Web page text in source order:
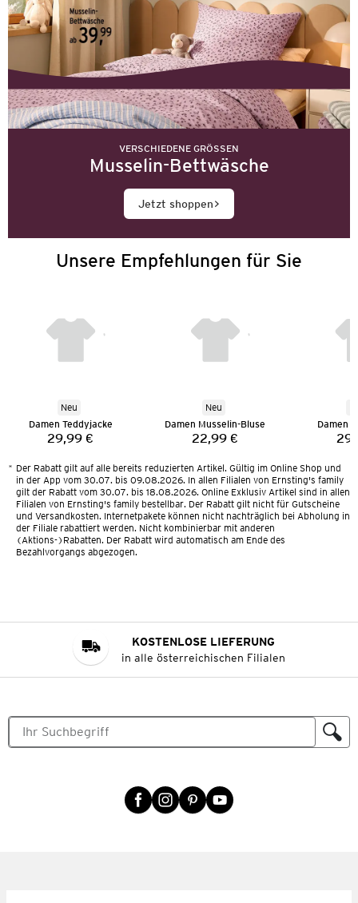
VERSCHIEDENE GRÖSSEN
Musselin-Bettwäsche
Jetzt shoppen
Unsere Empfehlungen für Sie
Neu
Damen Teddyjacke
Preis:
29,99 €
Neu
Damen Musselin-Bluse
Preis:
22,99 €
Damen
* Der Rabatt gilt auf alle bereits reduzierten Artikel. Gültig im Online Shop und
in der App vom 30.07. bis 09.08.2026. In allen Filialen von Ernsting's family
gilt der Rabatt vom 30.07. bis 18.08.2026. Online Exklusiv Artikel sind in allen
Filialen von Ernsting's family bestellbar. Der Rabatt gilt nicht für Gutscheine
und Versandkosten. Internetpakete können nicht nachträglich bei Abholung in
der Filiale rabattiert werden. Nicht kombinierbar mit anderen
(Aktions-)Rabatten. Der Rabatt wird automatisch am Ende des
Bezahlvorgangs abgezogen.
KOSTENLOSE LIEFERUNG
in alle österreichischen Filialen